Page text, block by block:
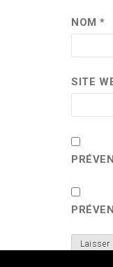
NOM*
SITE